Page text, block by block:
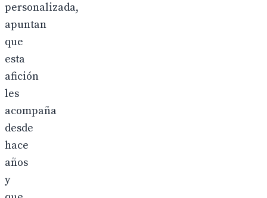
personalizada,
apuntan
que
esta
afición
les
acompaña
desde
hace
años
y